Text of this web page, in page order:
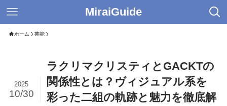
MiraiGuide
ホーム 芸能
ラクリマクリスティとGACKTの
関係性とは？ヴィジュアル系を
彩った二組の軌跡と魅力を徹底解
2025
10/30